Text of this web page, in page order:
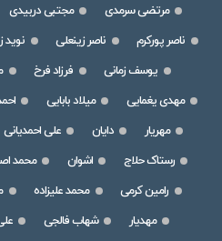
مرتضی سرمدی
مجتبی دربیدی
ناصر پورکرم
ناصر زینعلی نوید
یوسف زمانی
فرزاد فرخ
مهدی یغمایی
میلاد بابایی
مهریار
دایان علی احمدیانی
رستاک حلاج
اشوان محمد
رامین کرمی
محمد علیزاده
مهدیار
شهاب فالجی